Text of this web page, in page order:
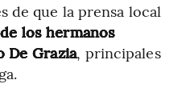
de que la prensa local
los hermanos
De Grazia, principales